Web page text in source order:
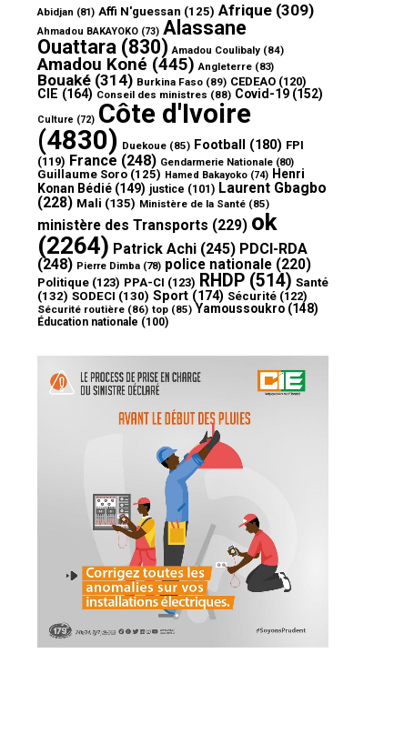
Abidjan (81) Affi N'guessan (125) Afrique (309)
Ahmadou BAKAYOKO (73) Alassane
Ouattara (830) Amadou Coulibaly (84)
Amadou Koné (445) Angleterre (83)
Bouaké (314) Burkina Faso (89) CEDEAO (120)
CIE (164) Conseil des ministres (88) Covid-19 (152)
Culture (72) Côte d'Ivoire
(4830) Duekoue (85) Football (180) FPI
(119) France (248) Gendarmerie Nationale (80)
Guillaume Soro (125) Hamed Bakayoko (74) Henri
Konan Bédié (149) justice (101) Laurent Gbagbo
(228) Mali (135) Ministère de la Santé (85)
ministère des Transports (229) ok
(2264) Patrick Achi (245) PDCI-RDA
(248) Pierre Dimba (78) police nationale (220)
Politique (123) PPA-CI (123) RHDP (514) Santé
(132) SODECI (130) Sport (174) Sécurité (122)
Sécurité routière (86) top (85) Yamoussoukro (148)
Éducation nationale (100)